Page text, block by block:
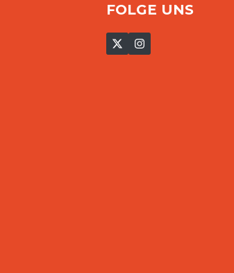
FOLGE UNS